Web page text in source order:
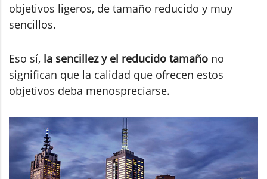
objetivos ligeros, de tamaño reducido y muy
sencillos.
Eso sí, la sencillez y el reducido tamaño no
significan que la calidad que ofrecen estos
objetivos deba menospreciarse.